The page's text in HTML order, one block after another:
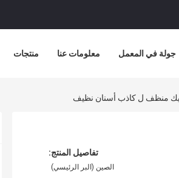
منتجات معلومات عنا جولة في المعمل
تفاصيل المنتج:
الصين (البر الرئيسي)